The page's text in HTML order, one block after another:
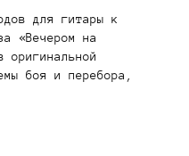
для гитары к
«Вечером на
оригинальной
боя и перебора,